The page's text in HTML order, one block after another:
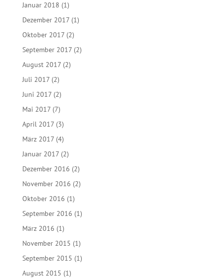
Januar 2018 (1)
Dezember 2017(1)
Oktober 2017(2)
September 2017(2)
August 2017(2)
Juli 2017(2)
Juni 2017(2)
Mai 2017(7)
April 2017(3)
März 2017(4)
Januar 2017(2)
Dezember 2016 (2)
November 2016 (2)
Oktober 2016 (1)
September 2016 (1)
März 2016 (1)
November 2015 (1)
September 2015 (1)
August 2015 (1)